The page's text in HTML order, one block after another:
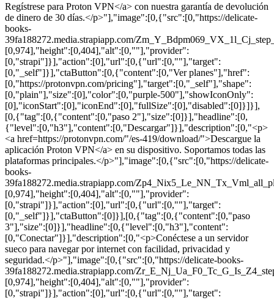
Regístrese para Proton VPN</a> con nuestra garantía de devolución
de dinero de 30 días.</p>"],"image":[0,{"src":[0,"https://delicate-
books-
39fa188272.media.strapiapp.com/
[0,974],"height":[0,404],"alt":[0,""],"provider":
[0,"strapi"]}],"action":[0],"url":[0,{"url":[0,""],"target":
[0,"_self"]}],"ctaButton":[0,{"content":[0,"Ver planes"],"href":
[0,"https://protonvpn.com/pricing"],"target":[0,"_self"],"shape":
[0,"plain"],"size":[0],"color":[0,"purple-500"],"showIconOnly":
[0],"iconStart":[0],"iconEnd":[0],"fullSize":[0],"disabled":[0]}]}],
[0,{"tag":[0,{"content":[0,"paso 2"],"size":[0]}],"headline":[0,
{"level":[0,"h3"],"content":[0,"Descargar"]}],"description":[0,"<p>
<a href=https://protonvpn.com/"/es-419/download/">Descargue la
aplicación Proton VPN</a> en su dispositivo. Soportamos todas las
plataformas principales.</p>"],"image":[0,{"src":[0,"https://delicate-
books-
39fa188272.media.strapiapp.com/
[0,974],"height":[0,404],"alt":[0,""],"provider":
[0,"strapi"]}],"action":[0],"url":[0,{"url":[0,""],"target":
[0,"_self"]}],"ctaButton":[0]}],[0,{"tag":[0,{"content":[0,"paso
3"],"size":[0]}],"headline":[0,{"level":[0,"h3"],"content":
[0,"Conectar"]}],"description":[0,"<p>Conéctese a un servidor
sueco para navegar por internet con facilidad, privacidad y
seguridad.</p>"],"image":[0,{"src":[0,"https://delicate-books-
39fa188272.media.strapiapp.com/
[0,974],"height":[0,404],"alt":[0,""],"provider":
[0,"strapi"]}],"action":[0],"url":[0,{"url":[0,""],"target":